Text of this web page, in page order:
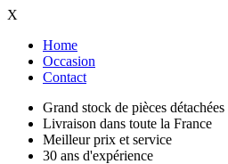
X
Home
Occasion
Contact
Grand stock de pièces détachées
Livraison dans toute la France
Meilleur prix et service
30 ans d'expérience